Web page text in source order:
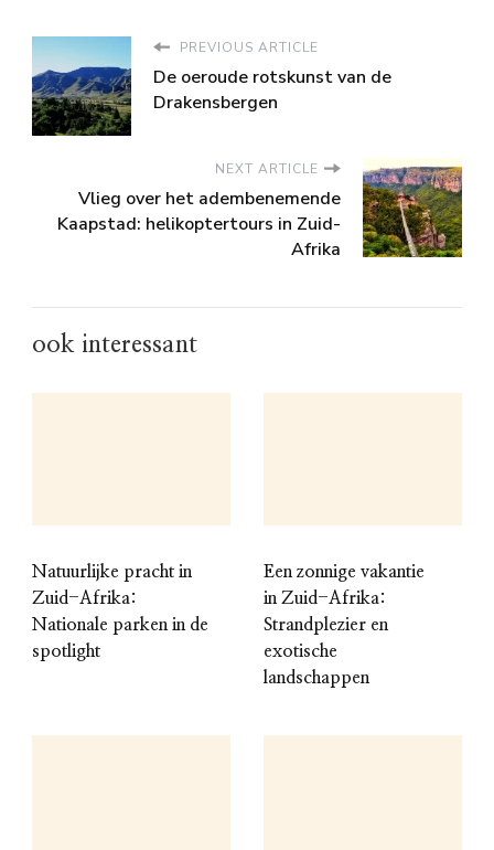
PREVIOUS ARTICLE
De oeroude rotskunst van de
Drakensbergen
NEXT ARTICLE
Vlieg over het adembenemende
Kaapstad: helikoptertours in Zuid-
Afrika
ook interessant
Natuurlijke pracht in
Zuid-Afrika:
Nationale parken in de
spotlight
Een zonnige vakantie
in Zuid-Afrika:
Strandplezier en
exotische
landschappen